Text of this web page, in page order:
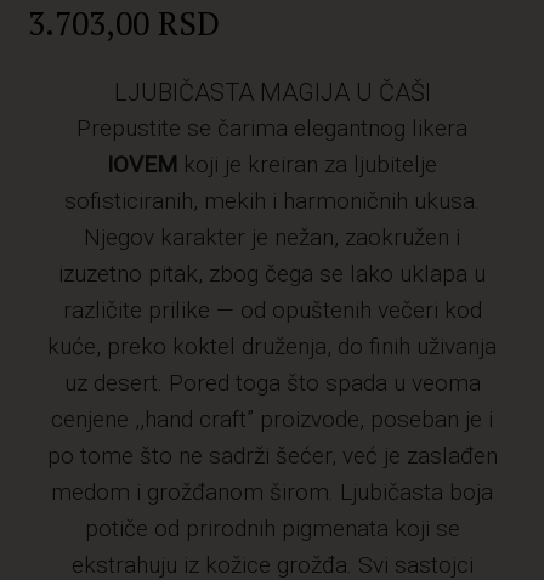
3.703,00 RSD
LJUBIČASTA MAGIJA U ČAŠI
Prepustite se čarima elegantnog likera
IOVEM koji je kreiran za ljubitelje
sofisticiranih, mekih i harmoničnih ukusa.
Njegov karakter je nežan, zaokružen i
izuzetno pitak, zbog čega se lako uklapa u
različite prilike — od opuštenih večeri kod
kuće, preko koktel druženja, do finih uživanja
uz desert. Pored toga što spada u veoma
cenjene ,,hand craft” proizvode, poseban je i
po tome što ne sadrži šećer, već je zaslađen
medom i grožđanom širom. Ljubičasta boja
potiče od prirodnih pigmenata koji se
ekstrahuju iz kožice grožđa. Svi sastojci